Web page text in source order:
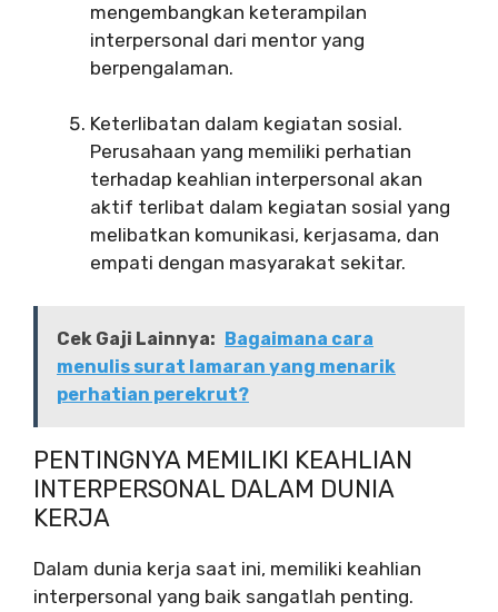
mengembangkan keterampilan
interpersonal dari mentor yang
berpengalaman.
Keterlibatan dalam kegiatan sosial.
Perusahaan yang memiliki perhatian
terhadap keahlian interpersonal akan
aktif terlibat dalam kegiatan sosial yang
melibatkan komunikasi, kerjasama, dan
empati dengan masyarakat sekitar.
Cek Gaji Lainnya: Bagaimana cara
menulis surat lamaran yang menarik
perhatian perekrut?
PENTINGNYA MEMILIKI KEAHLIAN
INTERPERSONAL DALAM DUNIA
KERJA
Dalam dunia kerja saat ini, memiliki keahlian
interpersonal yang baik sangatlah penting.